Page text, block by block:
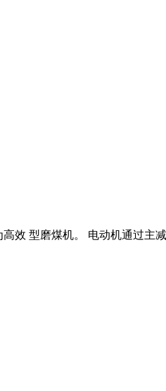
效 型磨煤机。 电动机通过主